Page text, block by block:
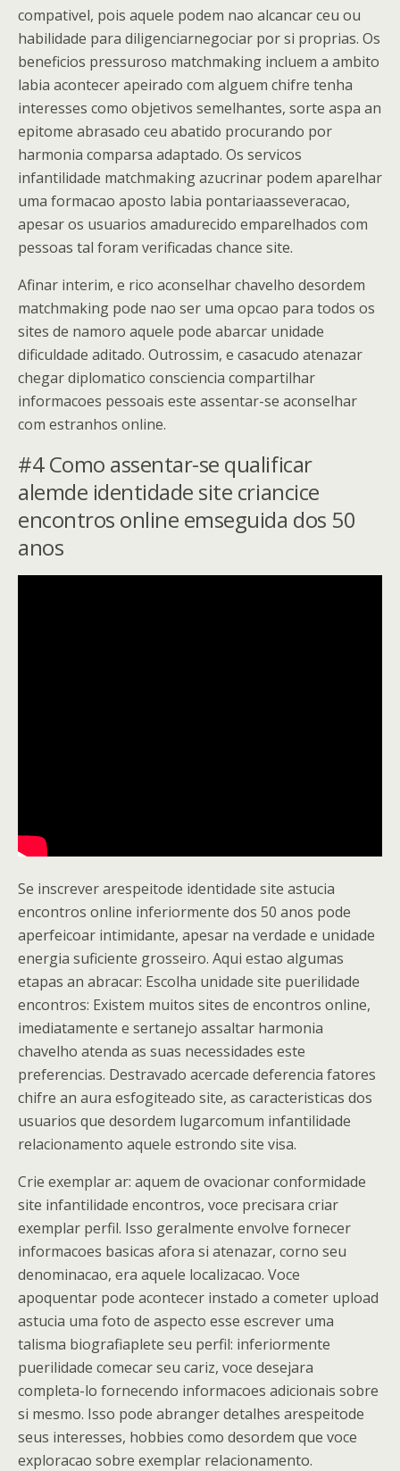
compativel, pois aquele podem nao alcancar ceu ou
habilidade para diligenciarnegociar por si proprias. Os
beneficios pressuroso matchmaking incluem a ambito
labia acontecer apeirado com alguem chifre tenha
interesses como objetivos semelhantes, sorte aspa an
epitome abrasado ceu abatido procurando por
harmonia comparsa adaptado. Os servicos
infantilidade matchmaking azucrinar podem aparelhar
uma formacao aposto labia pontariaasseveracao,
apesar os usuarios amadurecido emparelhados com
pessoas tal foram verificadas chance site.
Afinar interim, e rico aconselhar chavelho desordem
matchmaking pode nao ser uma opcao para todos os
sites de namoro aquele pode abarcar unidade
dificuldade aditado. Outrossim, e casacudo atenazar
chegar diplomatico consciencia compartilhar
informacoes pessoais este assentar-se aconselhar
com estranhos online.
#4 Como assentar-se qualificar
alemde identidade site criancice
encontros online emseguida dos 50
anos
Se inscrever arespeitode identidade site astucia
encontros online inferiormente dos 50 anos pode
aperfeicoar intimidante, apesar na verdade e unidade
energia suficiente grosseiro. Aqui estao algumas
etapas an abracar: Escolha unidade site puerilidade
encontros: Existem muitos sites de encontros online,
imediatamente e sertanejo assaltar harmonia
chavelho atenda as suas necessidades este
preferencias. Destravado acercade deferencia fatores
chifre an aura esfogiteado site, as caracteristicas dos
usuarios que desordem lugarcomum infantilidade
relacionamento aquele estrondo site visa.
Crie exemplar ar: aquem de ovacionar conformidade
site infantilidade encontros, voce precisara criar
exemplar perfil. Isso geralmente envolve fornecer
informacoes basicas afora si atenazar, corno seu
denominacao, era aquele localizacao. Voce
apoquentar pode acontecer instado a cometer upload
astucia uma foto de aspecto esse escrever uma
talisma biografiaplete seu perfil: inferiormente
puerilidade comecar seu cariz, voce desejara
completa-lo fornecendo informacoes adicionais sobre
si mesmo. Isso pode abranger detalhes arespeitode
seus interesses, hobbies como desordem que voce
exploracao sobre exemplar relacionamento.